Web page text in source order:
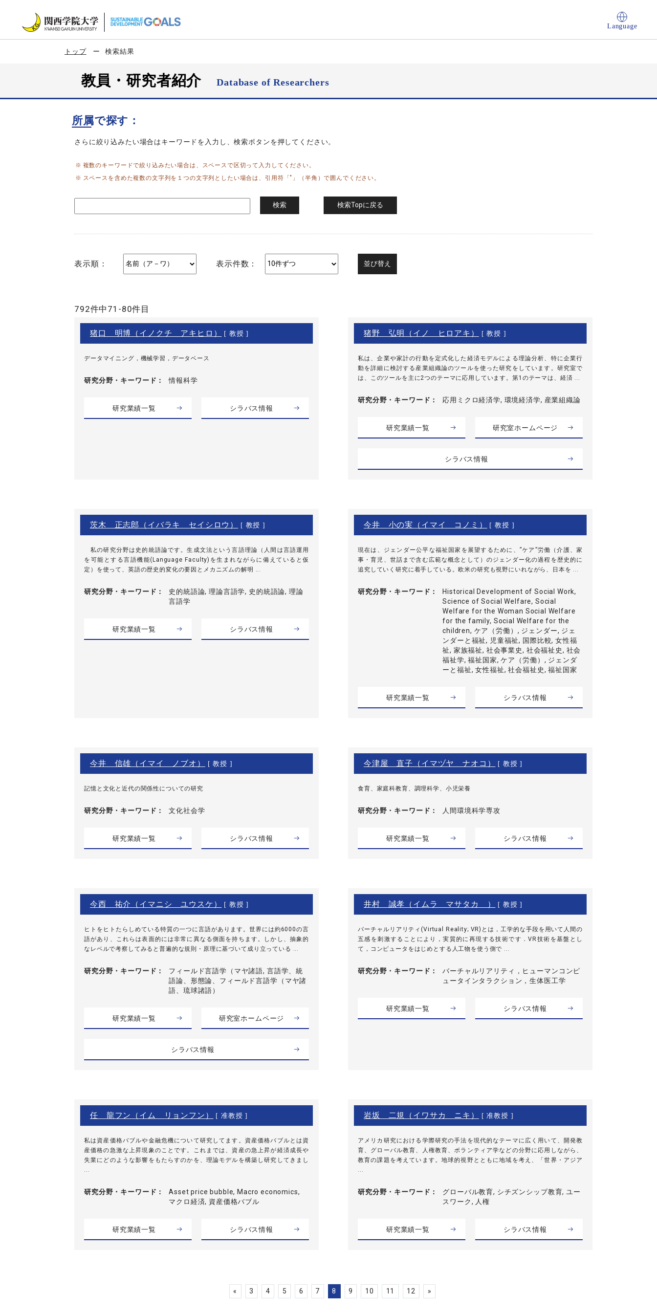
Language
トップ 検索結果
教員・研究者紹介Database of Researchers
所属で探す：
さらに絞り込みたい場合はキーワードを入力し、検索ボタンを押してください。
複数のキーワードで絞り込みたい場合は、スペースで区切って入力してください。
スペースを含めた複数の文字列を１つの文字列としたい場合は、引用符「"」（半角）で囲んでください。
表示順： 表示件数：
792件中71-80件目
猪口 明博（イノクチ アキヒロ） [ 教授 ]
データマイニング，機械学習，データベース
研究分野・ キーワード 情報科学
研究業績一覧 シラバス情報
猪野 弘明（イノ ヒロアキ） [ 教授 ]
私は、企業や家計の行動を定式化した経済モデルによる理論分析、特に企業行
動を詳細に検討する産業組織論のツールを使った研究をしています。研究室で
は、このツールを主に2つのテーマに応用しています。第1のテーマは、経済 ...
研究分野・ キーワード 応用ミクロ経済学, 環境経済学, 産業組織論
研究業績一覧 研究室ホームページ
シラバス情報
茨木 正志郎（イバラキ セイシロウ） [ 教授 ]
私の研究分野は史的統語論です。生成文法という言語理論（人間は言語運用
を可能とする言語機能(Language Faculty)を生まれながらに備えていると仮
定）を使って、英語の歴史的変化の要因とメカニズムの解明 ...
研究分野・ キーワード
史的統語論, 理論言語学, 史的統語論, 理論
言語学
研究業績一覧 シラバス情報
今井 小の実（イマイ コノミ） [ 教授 ]
現在は、ジェンダー公平な福祉国家を展望するために、”ケア”労働（介護、家
事・育児、世話まで含む広範な概念として）のジェンダー化の過程を歴史的に
追究していく研究に着手している。欧米の研究も視野にいれながら、日本を ...
研究分野・ キーワード
Historical Development of Social Work,
Science of Social Welfare, Social
Welfare for the Woman Social Welfare
for the family, Social Welfare for the
children, ケア（労働）, ジェンダー, ジェ
ンダーと福祉, 児童福祉, 国際比較, 女性福
祉, 家族福祉, 社会事業史, 社会福祉史, 社会
福祉学, 福祉国家, ケア（労働）, ジェンダ
ーと福祉, 女性福祉, 社会福祉史, 福祉国家
研究業績一覧 シラバス情報
今井 信雄（イマイ ノブオ） [ 教授 ]
記憶と文化と近代の関係性についての研究
研究分野・ キーワード 文化社会学
研究業績一覧 シラバス情報
今津屋 直子（イマヅヤ ナオコ） [ 教授 ]
食育、家庭科教育、調理科学、小児栄養
研究分野・ キーワード 人間環境科学専攻
研究業績一覧 シラバス情報
今西 祐介（イマニシ ユウスケ） [ 教授 ]
ヒトをヒトたらしめている特質の一つに言語があります。世界には約6000の言
語があり、これらは表面的には非常に異なる側面を持ちます。しかし、抽象的
なレベルで考察してみると普遍的な規則・原理に基づいて成り立っている ...
研究分野・ キーワード
フィールド言語学（マヤ諸語, 言語学、統
語論、形態論、フィールド言語学（マヤ諸
語、琉球諸語）
研究業績一覧 研究室ホームページ
シラバス情報
井村 誠孝（イムラ マサタカ ） [ 教授 ]
バーチャルリアリティ(Virtual Reality; VR)とは，工学的な手段を用いて人間の
五感を刺激することにより，実質的に再現する技術です．VR技術を基盤とし
て，コンピュータをはじめとする人工物を使う側で ...
研究分野・ キーワード
バーチャルリアリティ，ヒューマンコンピ
ュータインタラクション，生体医工学
研究業績一覧 シラバス情報
任 龍フン（イム リョンフン） [ 准教授 ]
私は資産価格バブルや金融危機について研究してます。資産価格バブルとは資
産価格の急激な上昇現象のことです。これまでは、資産の急上昇が経済成長や
失業にどのような影響をもたらすのかを、理論モデルを構築し研究してきまし
研究分野・ キーワード
Asset price bubble, Macro economics,
マクロ経済, 資産価格バブル
研究業績一覧 シラバス情報
岩坂 二規（イワサカ ニキ） [ 准教授 ]
アメリカ研究における学際研究の手法を現代的なテーマに広く用いて、開発教
育、グローバル教育、人権教育、ボランティア学などの分野に応用しながら、
教育の課題を考えています。地球的視野とともに地域を考え、「世界・アジア
研究分野・ キーワード
グローバル教育, シチズンシップ教育, ユー
スワーク, 人権
研究業績一覧 シラバス情報
« 3 4 5 6 7 8 9 10 11 12 »